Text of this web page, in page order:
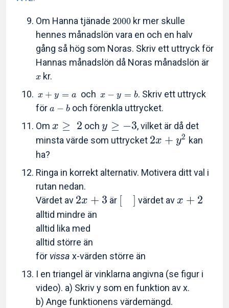
Om Hanna tjänade 2000 kr mer skulle
hennes månadslön vara en och en halv
gång så hög som Noras. Skriv ett uttryck för
Hannas månadslön då Noras månadslön är
x kr.
x + y = a och x − y = b. Skriv ett uttryck
för a − b och förenkla uttrycket.
Om x ≥ 2 ochy ≥ −3, vilket är då det
minsta värde som uttrycket 2x + y2 kan
ha?
Ringa in korrekt alternativ. Motivera ditt val i
rutan nedan.
Värdet av 2x + 3 är [ ] värdet avx + 2
alltid mindre än
alltid lika med
alltid större än
för vissa x-värden större än
I en triangel är vinklarna angivna (se figur i
video). a) Skriv y som en funktion av x.
b) Ange funktionens värdemängd.